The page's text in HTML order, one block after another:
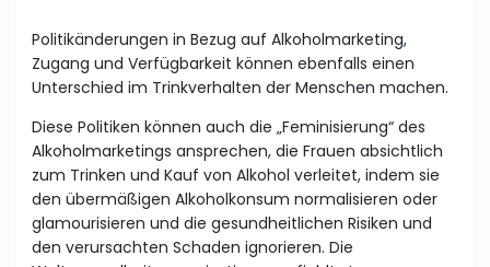
Politikänderungen in Bezug auf Alkoholmarketing,
Zugang und Verfügbarkeit können ebenfalls einen
Unterschied im Trinkverhalten der Menschen machen.
Diese Politiken können auch die „Feminisierung“ des
Alkoholmarketings ansprechen, die Frauen absichtlich
zum Trinken und Kauf von Alkohol verleitet, indem sie
den übermäßigen Alkoholkonsum normalisieren oder
glamourisieren und die gesundheitlichen Risiken und
den verursachten Schaden ignorieren. Die